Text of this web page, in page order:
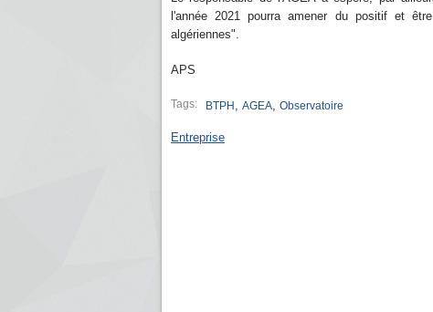
l'année 2021 pourra amener du positif et
algériennes".
APS
Tags: BTPH , AGEA, Observatoire
Entreprise